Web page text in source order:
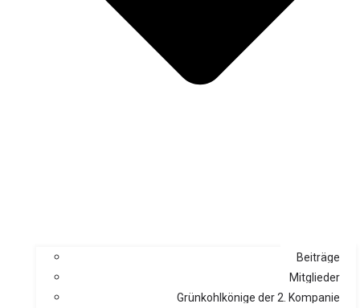
Beiträge
Mitglieder
Grünkohlkönige der 2. Kompanie